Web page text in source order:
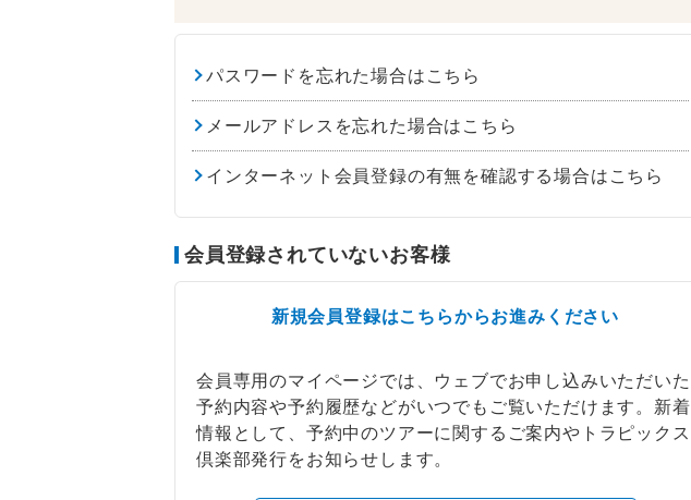
パスワードを忘れた場合はこちら
メールアドレスを忘れた場合はこちら
インターネット会員登録の有無を確認する場合はこちら
会員登録されていないお客様
新規会員登録はこちらからお進みください
会員専用のマイページでは、ウェブでお申し込みいただいた
予約内容や予約履歴などがいつでもご覧いただけます。新着
情報として、予約中のツアーに関するご案内やトラピックス
倶楽部発行をお知らせします。